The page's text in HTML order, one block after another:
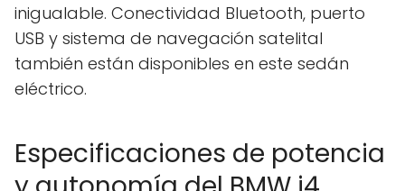
inigualable. Conectividad Bluetooth, puerto
USB y sistema de navegación satelital
también están disponibles en este sedán
eléctrico.
Especificaciones de potencia